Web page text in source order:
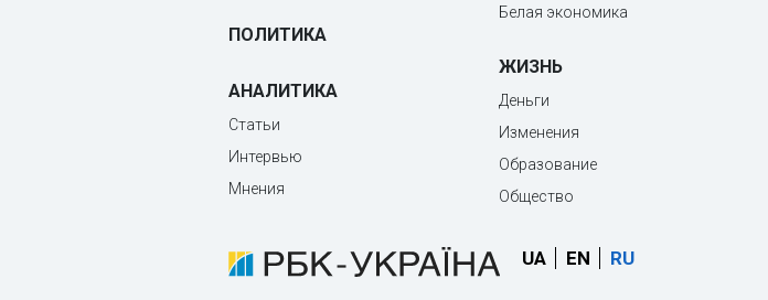
ПОЛИТИКА
АНАЛИТИКА
Статьи
Интервью
Мнения
Белая экономика
ЖИЗНЬ
Деньги
Изменения
Образование
Общество
UA EN RU